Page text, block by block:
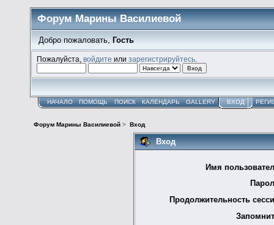
Форум Марины Василиевой
Добро пожаловать, Гость
Пожалуйста,войдите илизарегистрируйтесь
НАЧАЛО ПОМОЩЬ ПОИСК КАЛЕНДАРЬ GALLERY ВХОД
Форум Марины Василиевой > Вход
Вход
Имя
Продолжительность